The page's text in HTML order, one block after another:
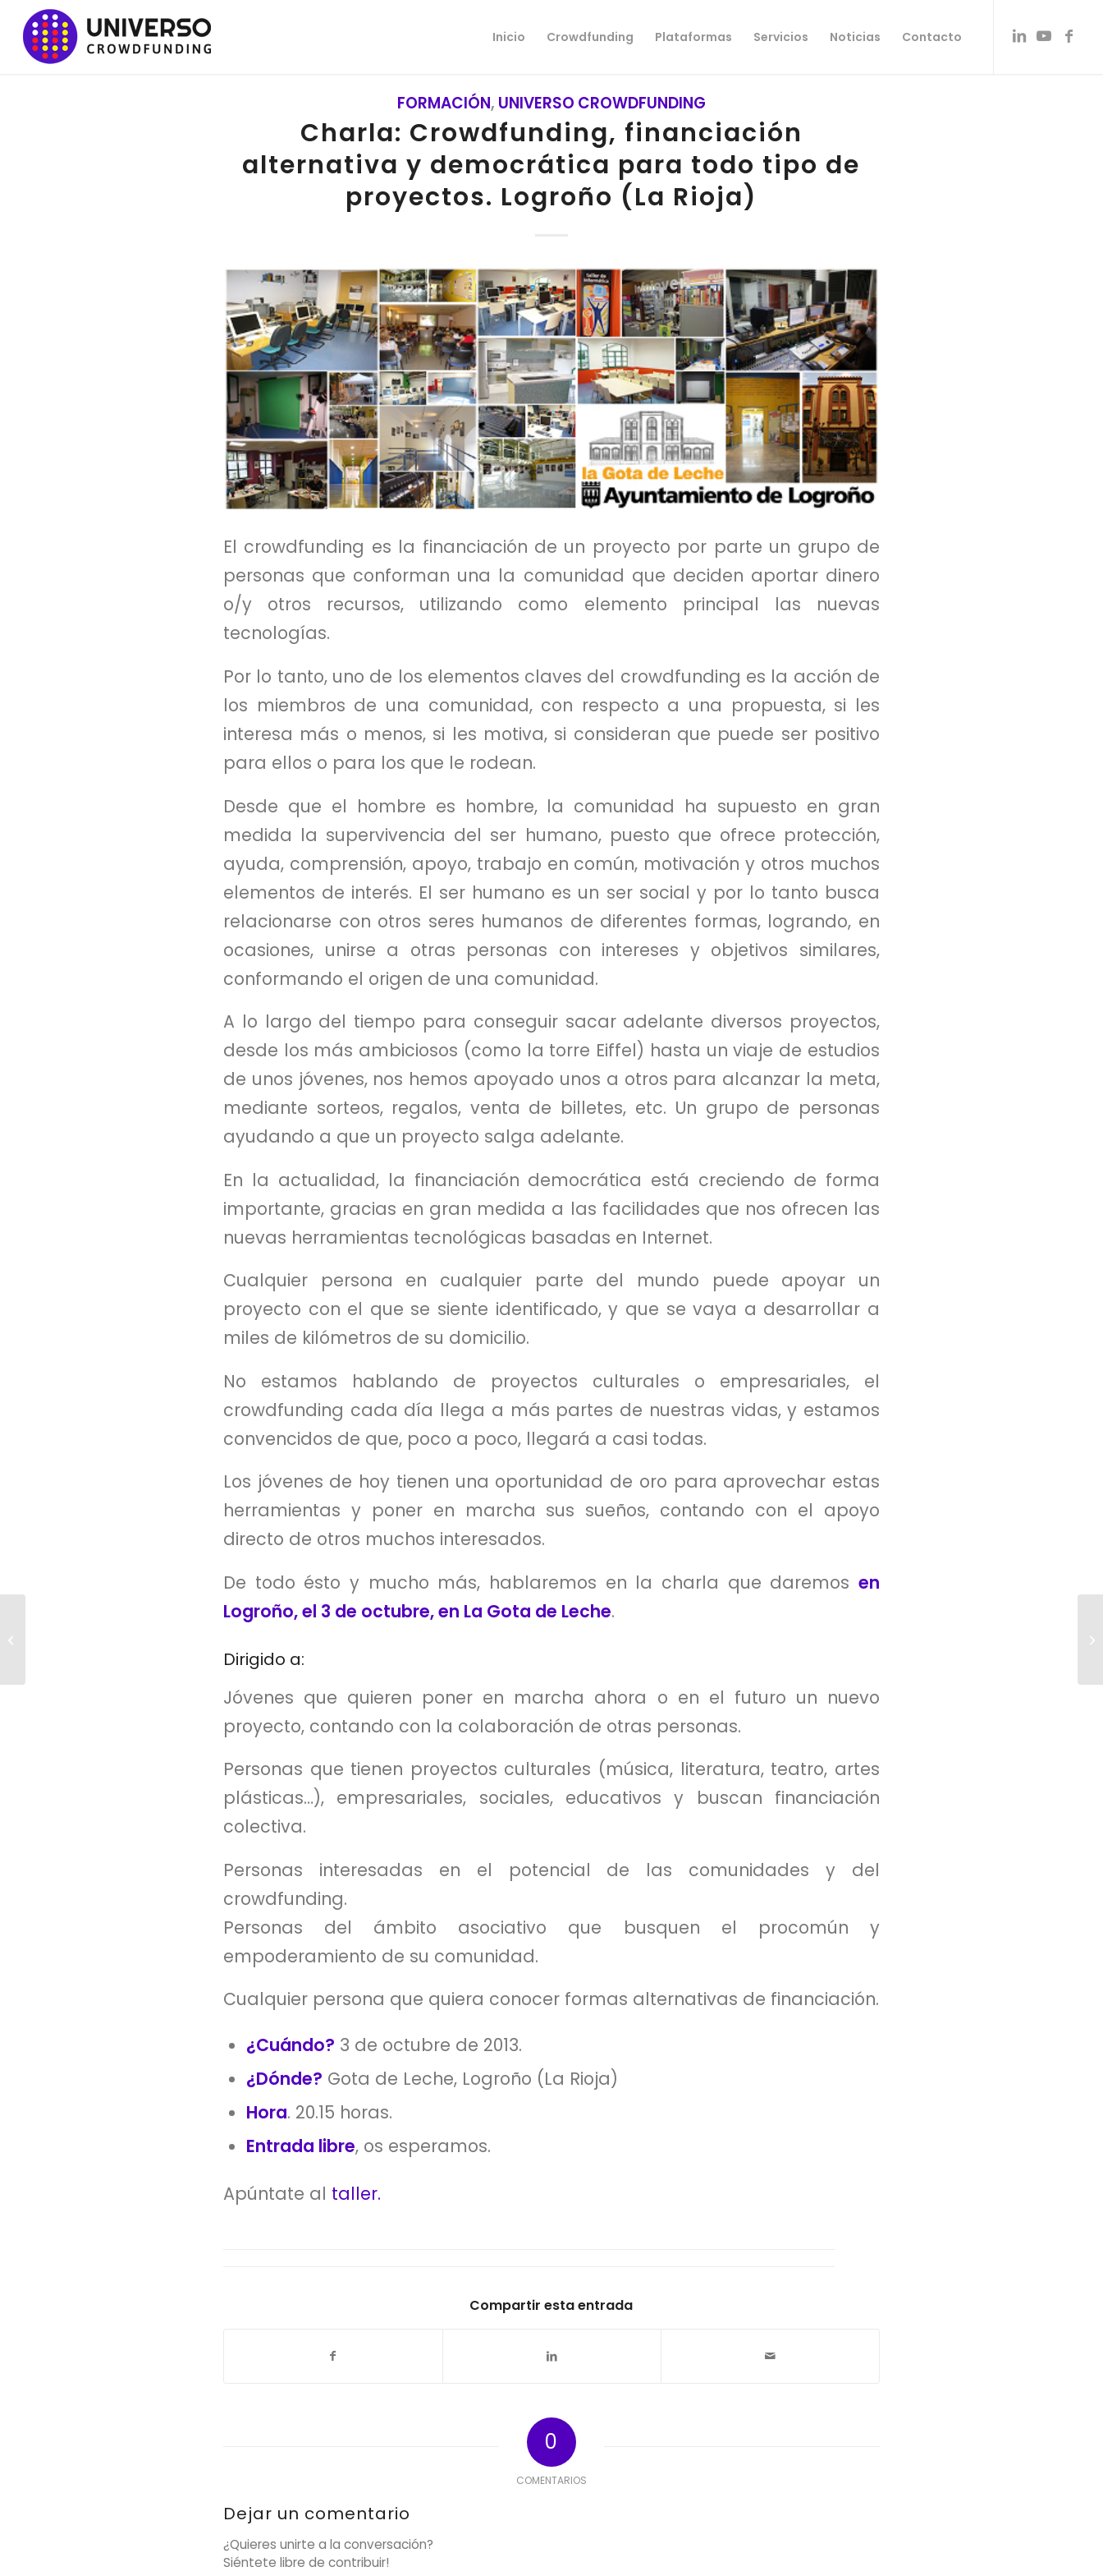
Inicio Crowdfunding Plataformas Servicios Noticias Contacto
FORMACIÓN, UNIVERSO CROWDFUNDING
Charla: Crowdfunding, financiación
alternativa y democrática para todo tipo de
proyectos. Logroño (La Rioja)
El crowdfunding es la financiación de un proyecto por parte un grupo de
personas que conforman una la comunidad que deciden aportar dinero
o/y otros recursos, utilizando como elemento principal las nuevas
tecnologías.
Por lo tanto, uno de los elementos claves del crowdfunding es la acción de
los miembros de una comunidad, con respecto a una propuesta, si les
interesa más o menos, si les motiva, si consideran que puede ser positivo
para ellos o para los que le rodean.
Desde que el hombre es hombre, la comunidad ha supuesto en gran
medida la supervivencia del ser humano, puesto que ofrece protección,
ayuda, comprensión, apoyo, trabajo en común, motivación y otros muchos
elementos de interés. El ser humano es un ser social y por lo tanto busca
relacionarse con otros seres humanos de diferentes formas, logrando, en
ocasiones, unirse a otras personas con intereses y objetivos similares,
conformando el origen de una comunidad.
A lo largo del tiempo para conseguir sacar adelante diversos proyectos,
desde los más ambiciosos (como la torre Eiffel) hasta un viaje de estudios
de unos jóvenes, nos hemos apoyado unos a otros para alcanzar la meta,
mediante sorteos, regalos, venta de billetes, etc. Un grupo de personas
ayudando a que un proyecto salga adelante.
En la actualidad, la financiación democrática está creciendo de forma
importante, gracias en gran medida a las facilidades que nos ofrecen las
nuevas herramientas tecnológicas basadas en Internet.
Cualquier persona en cualquier parte del mundo puede apoyar un
proyecto con el que se siente identificado, y que se vaya a desarrollar a
miles de kilómetros de su domicilio.
No estamos hablando de proyectos culturales o empresariales, el
crowdfunding cada día llega a más partes de nuestras vidas, y estamos
convencidos de que, poco a poco, llegará a casi todas.
Los jóvenes de hoy tienen una oportunidad de oro para aprovechar estas
herramientas y poner en marcha sus sueños, contando con el apoyo
directo de otros muchos interesados.
De todo ésto y mucho más, hablaremos en la charla que daremos en
Logroño, el 3 de octubre, en La Gota de Leche.
Dirigido a:
Jóvenes que quieren poner en marcha ahora o en el futuro un nuevo
proyecto, contando con la colaboración de otras personas.
Personas que tienen proyectos culturales (música, literatura, teatro, artes
plásticas…), empresariales, sociales, educativos y buscan financiación
colectiva.
Personas interesadas en el potencial de las comunidades y del
crowdfunding.
Personas del ámbito asociativo que busquen el procomún y
empoderamiento de su comunidad.
Cualquier persona que quiera conocer formas alternativas de financiación.
¿Cuándo? 3 de octubre de 2013.
¿Dónde? Gota de Leche, Logroño (La Rioja)
Hora. 20.15 horas.
Entrada libre, os esperamos.
Apúntate al taller.
Compartir esta entrada
0
COMENTARIOS
Dejar un comentario
¿Quieres unirte a la conversación?
Siéntete libre de contribuir!